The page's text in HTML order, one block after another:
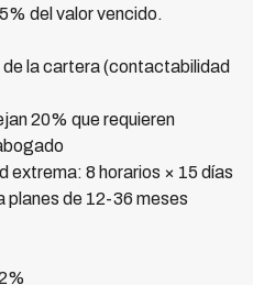
del valor vencido.
la cartera (contactabilidad
20% que requieren
8 horarios × 15 días
planes de 12-36 meses